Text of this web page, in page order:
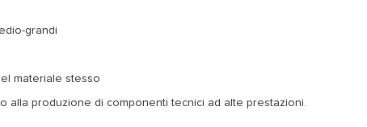
grandi
materiale stesso
alla produzione di componenti tecnici ad alte prestazioni.